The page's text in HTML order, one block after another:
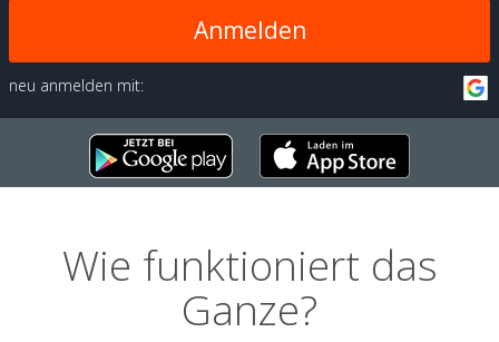
Anmelden
neu anmelden mit:
Wie funktioniert das
Ganze?